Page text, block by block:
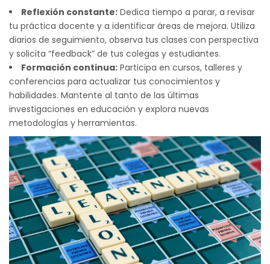
Reflexión constante: Dedica tiempo a parar, a revisar
tu práctica docente y a identificar áreas de mejora. Utiliza
diarios de seguimiento, observa tus clases con perspectiva
y solicita “feedback” de tus colegas y estudiantes.
Formación continua: Participa en cursos, talleres y
conferencias para actualizar tus conocimientos y
habilidades. Mantente al tanto de las últimas
investigaciones en educación y explora nuevas
metodologías y herramientas.